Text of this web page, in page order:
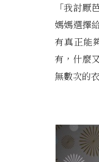
「我討
媽媽選擇
有真正能
有，什麼
無數次的